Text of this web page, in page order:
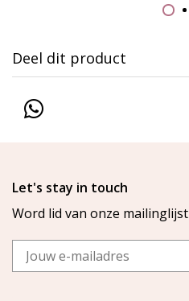
Deel dit product
Let's stay in touch
Word lid van onze mailinglijst
Email